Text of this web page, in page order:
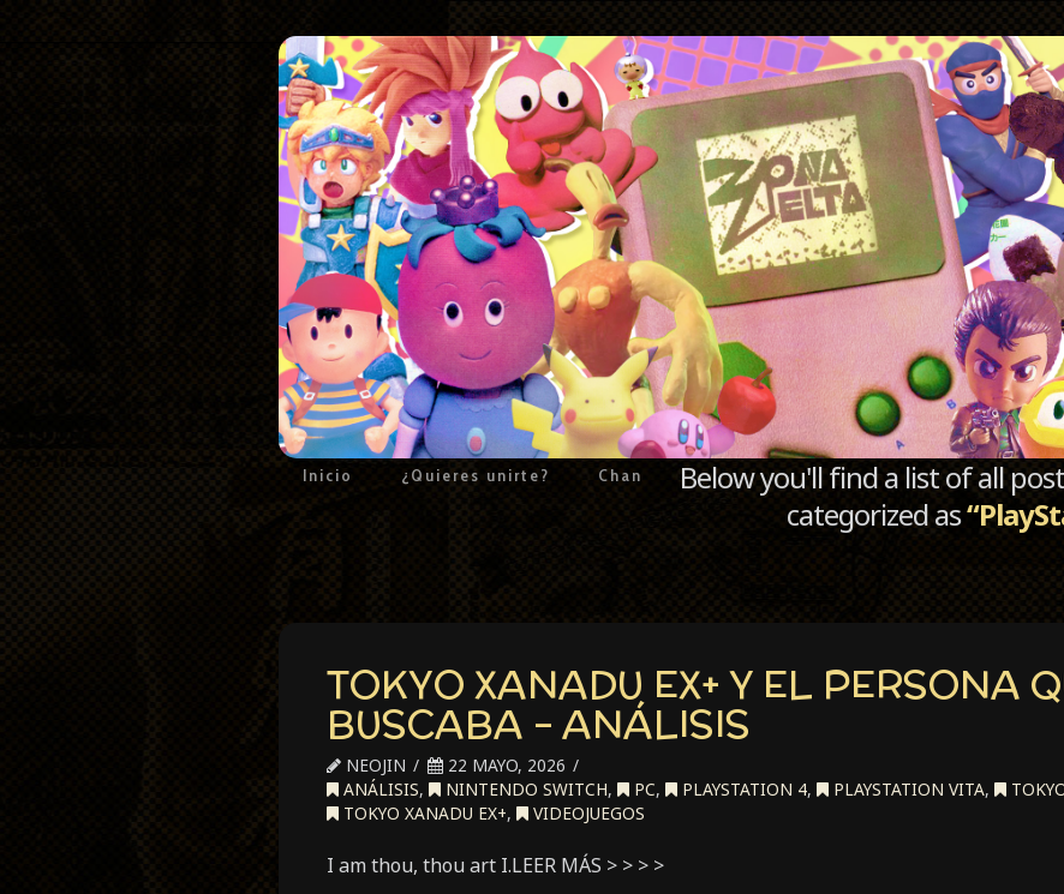
Inicio ¿Quieres unirte? Chan
Below you'll find a list of all
categorized as
TOKYO XANADU EX+ Y EL PERSONA
BUSCABA – ANÁLISIS
NEOJIN
22 MAYO, 2026
ANÁLISIS, NINTENDO SWITCH, PC, PLAYSTATION 4, PLAYSTATION VITA,
TOKYO XANADU EX+, VIDEOJUEGOS
I am thou, thou art I.LEER MÁS > > > >